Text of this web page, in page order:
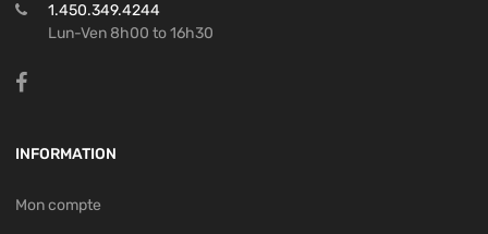
1.450.349.4244
Lun-Ven 8h00 to 16h30
INFORMATION
Mon compte